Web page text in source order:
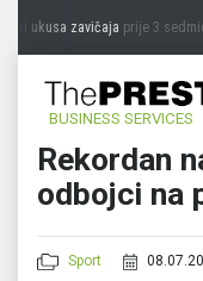
ukusa zavičajaprije 3 sedmice
BUSINESS SERVICES
Rekordan
odbojci na
Sport